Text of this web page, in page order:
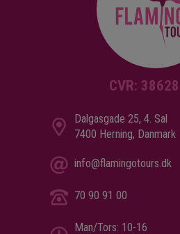
CVR:
Dalgasgade 25, 4. Sal
7400 Herning, Danmark
info@flamingotours.dk
70 90 91 00
Man/Tors: 10-16